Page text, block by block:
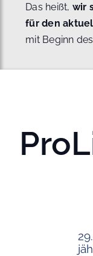
Das heißt, wir
für den
mit Beginn